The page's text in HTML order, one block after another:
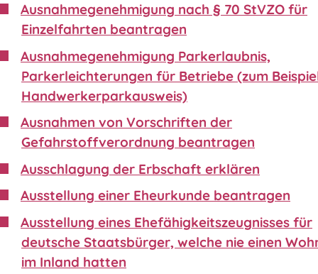
Ausnahmegenehmigung nach § 70 StVZO für
Einzelfahrten beantragen
Ausnahmegenehmigung Parkerlaubnis,
Parkerleichterungen für Betriebe (zum
Handwerkerparkausweis)
Ausnahmen von Vorschriften der
Gefahrstoffverordnung beantragen
Ausschlagung der Erbschaft erklären
Ausstellung einer Eheurkunde beantragen
Ausstellung eines Ehefähigkeitszeugnisses für
deutsche Staatsbürger, welche nie einen
im Inland hatten